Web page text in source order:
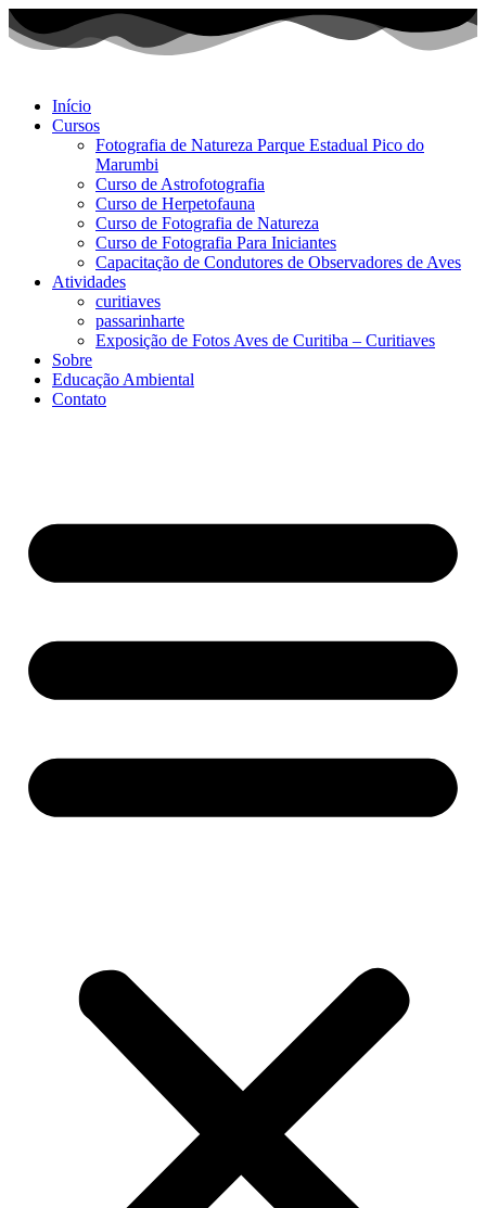
Início
Cursos
Fotografia de Natureza Parque Estadual Pico do
Marumbi
Curso de Astrofotografia
Curso de Herpetofauna
Curso de Fotografia de Natureza
Curso de Fotografia Para Iniciantes
Capacitação de Condutores de Observadores de Aves
Atividades
curitiaves
passarinharte
Exposição de Fotos Aves de Curitiba – Curitiaves
Sobre
Educação Ambiental
Contato